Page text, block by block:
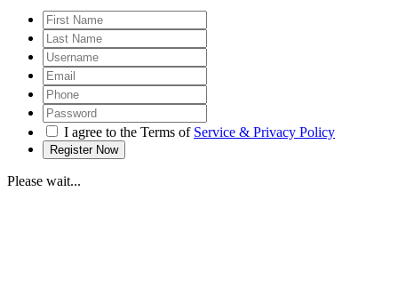
I agree to the Terms of Service & Privacy Policy
Please wait...